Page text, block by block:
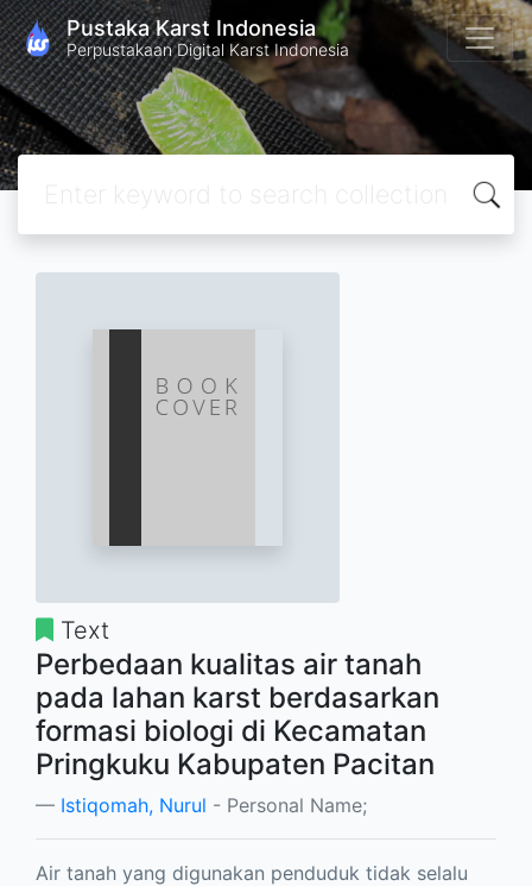
Pustaka Karst Indonesia
Perpustakaan Digital Karst Indonesia
Text
Perbedaan kualitas air tanah
pada lahan karst berdasarkan
formasi biologi di Kecamatan
Pringkuku Kabupaten Pacitan
Istiqomah, Nurul - Personal Name;
Air tanah yang digunakan penduduk tidak selalu